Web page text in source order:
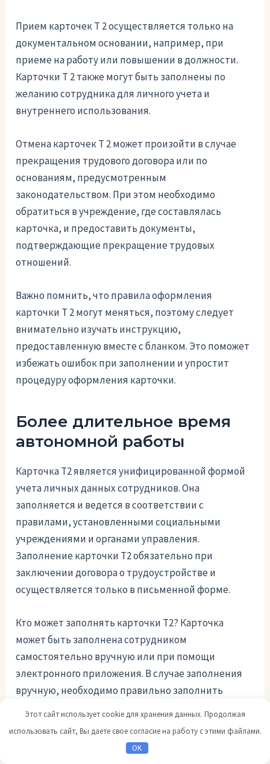
Прием карточек Т 2 осуществляется только на
документальном основании, например, при
приеме на работу или повышении в должности.
Карточки Т 2 также могут быть заполнены по
желанию сотрудника для личного учета и
внутреннего использования.
Отмена карточек Т 2 может произойти в случае
прекращения трудового договора или по
основаниям, предусмотренным
законодательством. При этом необходимо
обратиться в учреждение, где составлялась
карточка, и предоставить документы,
подтверждающие прекращение трудовых
отношений.
Важно помнить, что правила оформления
карточки Т 2 могут меняться, поэтому следует
внимательно изучать инструкцию,
предоставленную вместе с бланком. Это поможет
избежать ошибок при заполнении и упростит
процедуру оформления карточки.
Более длительное время
автономной работы
Карточка Т2 является унифицированной формой
учета личных данных сотрудников. Она
заполняется и ведется в соответствии с
правилами, установленными социальными
учреждениями и органами управления.
Заполнение карточки Т2 обязательно при
заключении договора о трудоустройстве и
осуществляется только в письменной форме.
Кто может заполнять карточки Т2? Карточка
может быть заполнена сотрудником
самостоятельно вручную или при помощи
электронного приложения. В случае заполнения
вручную, необходимо правильно заполнить
Для увеличения удобства заполнения карточек Т2
можно скачать образец ворде и использовать его в
Этот сайт использует cookie для хранения данных. Продолжая
использовать сайт, Вы даете свое согласие на работу с этими файлами.
OK